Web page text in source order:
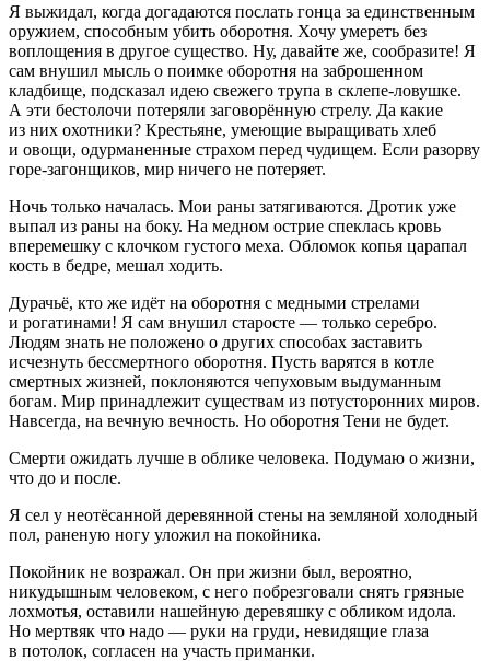
Я выжидал, когда догадаются послать гонца за единственным
оружием, способным убить оборотня. Хочу умереть без
воплощения в другое существо. Ну, давайте же, сообразите! Я
сам внушил мысль о поимке оборотня на заброшенном
кладбище, подсказал идею свежего трупа в склепе-ловушке.
А эти бестолочи потеряли заговорённую стрелу. Да какие
из них охотники? Крестьяне, умеющие выращивать хлеб
и овощи, одурманенные страхом перед чудищем. Если разорву
горе-загонщиков, мир ничего не потеряет.
Ночь только началась. Мои раны затягиваются. Дротик уже
выпал из раны на боку. На медном острие спеклась кровь
вперемешку с клочком густого меха. Обломок копья царапал
кость в бедре, мешал ходить.
Дурачьё, кто же идёт на оборотня с медными стрелами
и рогатинами! Я сам внушил старосте — только серебро.
Людям знать не положено о других способах заставить
исчезнуть бессмертного оборотня. Пусть варятся в котле
смертных жизней, поклоняются чепуховым выдуманным
богам. Мир принадлежит существам из потусторонних миров.
Навсегда, на вечную вечность. Но оборотня Тени не будет.
Смерти ожидать лучше в облике человека. Подумаю о жизни,
что до и после.
Я сел у неотёсанной деревянной стены на земляной холодный
пол, раненую ногу уложил на покойника.
Покойник не возражал. Он при жизни был, вероятно,
никудышным человеком, с него побрезговали снять грязные
лохмотья, оставили нашейную деревяшку с обликом идола.
Но мертвяк что надо — руки на груди, невидящие глаза
в потолок, согласен на участь приманки.